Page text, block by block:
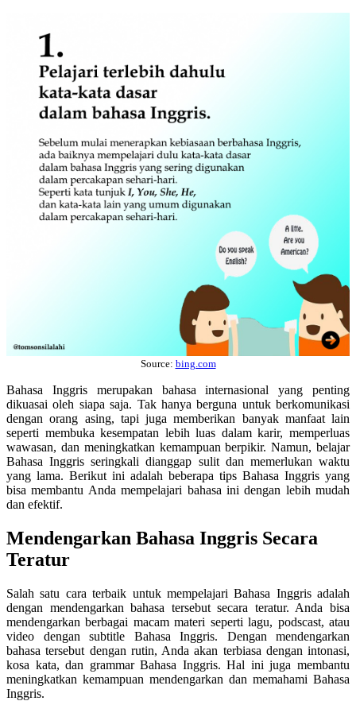
Source: bing.com
Bahasa Inggris merupakan bahasa internasional yang penting
dikuasai oleh siapa saja. Tak hanya berguna untuk berkomunikasi
dengan orang asing, tapi juga memberikan banyak manfaat lain
seperti membuka kesempatan lebih luas dalam karir, memperluas
wawasan, dan meningkatkan kemampuan berpikir. Namun, belajar
Bahasa Inggris seringkali dianggap sulit dan memerlukan waktu
yang lama. Berikut ini adalah beberapa tips Bahasa Inggris yang
bisa membantu Anda mempelajari bahasa ini dengan lebih mudah
dan efektif.
Mendengarkan Bahasa Inggris Secara
Teratur
Salah satu cara terbaik untuk mempelajari Bahasa Inggris adalah
dengan mendengarkan bahasa tersebut secara teratur. Anda bisa
mendengarkan berbagai macam materi seperti lagu, podscast, atau
video dengan subtitle Bahasa Inggris. Dengan mendengarkan
bahasa tersebut dengan rutin, Anda akan terbiasa dengan intonasi,
kosa kata, dan grammar Bahasa Inggris. Hal ini juga membantu
meningkatkan kemampuan mendengarkan dan memahami Bahasa
Inggris.